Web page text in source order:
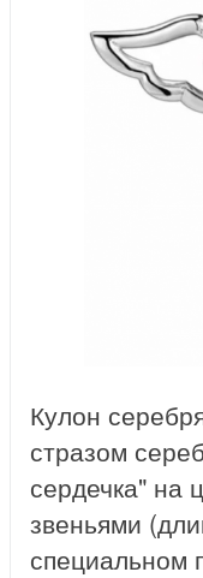
Кулон
стразом
сердечка" на
звеньями
специальном